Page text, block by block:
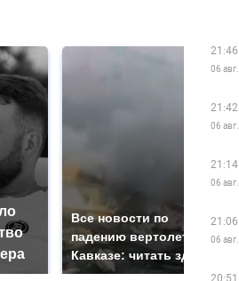
Все новости по
падению вертолета на
Кавказе: читать здесь
21:46
06 авг.
21:42
06 авг.
21:14
06 авг.
21:06
06 авг.
20:51